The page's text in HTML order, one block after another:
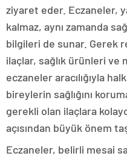
ziyaret eder. Eczaneler,
kalmaz, aynı zamanda
bilgileri de sunar. Gerek
ilaçlar, sağlık ürünleri ve
eczaneler aracılığıyla
bireylerin sağlığını
gerekli olan ilaçlara
açısından büyük önem
Eczaneler, belirli mesai